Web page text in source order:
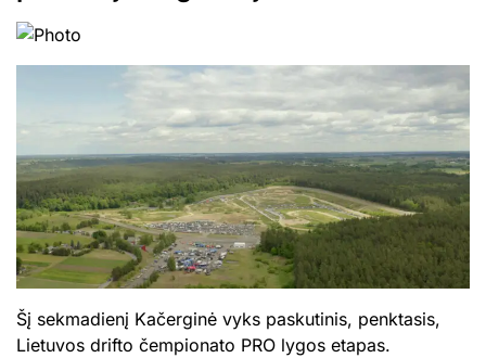
Šį sekmadienį Kačerginė vyks paskutinis, penktasis,
Lietuvos drifto čempionato PRO lygos etapas.